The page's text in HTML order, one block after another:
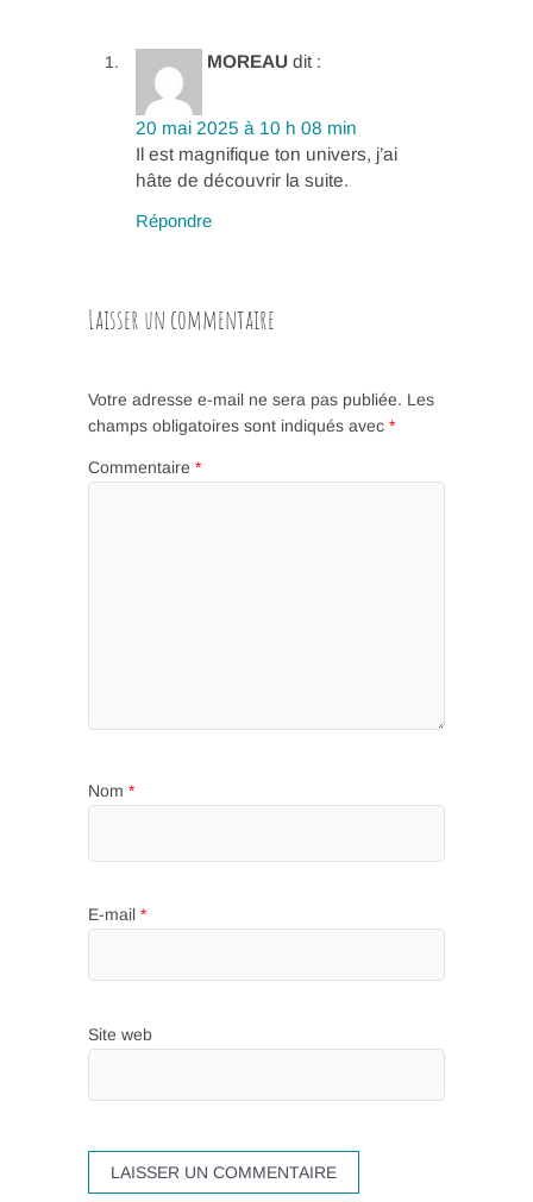
MOREAU dit :
20 mai 2025 à 10 h 08 min
Il est magnifique ton univers, j’ai
hâte de découvrir la suite.
Répondre
Laisser un commentaire
Votre adresse e-mail ne sera pas publiée. Les
champs obligatoires sont indiqués avec *
Commentaire *
Nom *
E-mail *
Site web